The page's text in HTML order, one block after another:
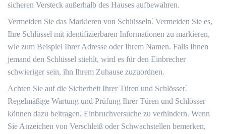
sicheren Versteck außerhalb des Hauses aufbewahren.​
Vermeiden Sie das Markieren von Schlüsseln⁚ Vermeiden Sie es,
Ihre Schlüssel mit identifizierbaren Informationen zu markieren,
wie zum Beispiel Ihrer Adresse oder Ihrem Namen.​ Falls Ihnen
jemand den Schlüssel stiehlt, wird es für den Einbrecher
schwieriger sein, ihn Ihrem Zuhause zuzuordnen.​
Achten Sie auf die Sicherheit Ihrer Türen und Schlösser⁚
Regelmäßige Wartung und Prüfung Ihrer Türen und Schlösser
können dazu beitragen, Einbruchversuche zu verhindern.​ Wenn
Sie Anzeichen von Verschleiß oder Schwachstellen bemerken,